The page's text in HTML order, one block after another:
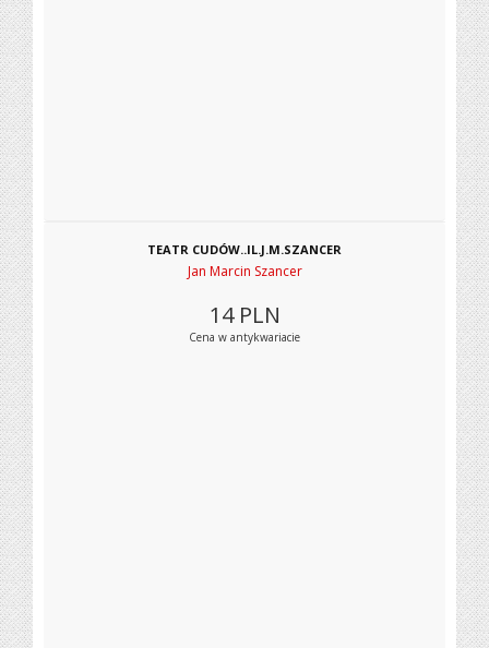
TEATR CUDÓW..IL.J.M.SZANCER
Jan Marcin Szancer
14 PLN
Cena w antykwariacie